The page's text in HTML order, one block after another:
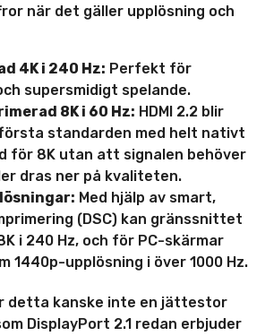
när det gäller upplösning och
4K i 240 Hz: Perfekt för
supersmidigt spelande.
8K i 60 Hz: HDMI 2.2 blir
standarden med helt nativt
för 8K utan att signalen behöver
dras ner på kvaliteten.
Med hjälp av smart,
(DSC) kan gränssnittet
i 240 Hz, och för PC-skärmar
1440p-upplösning i över 1000 Hz.
detta kanske inte en jättestor
DisplayPort 2.1 redan erbjuder